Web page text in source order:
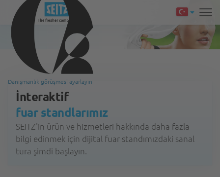
Danışmanlık görüşmesi ayarlayın
İnteraktif
fuar standlarımız
SEITZ'in ürün ve hizmetleri hakkında daha fazla
bilgi edinmek için dijital fuar standımızdaki sanal
tura şimdi başlayın.